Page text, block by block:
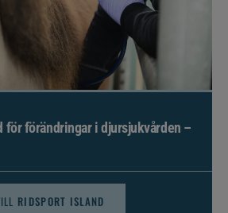
förändringar i djursjukvården –
RIDSPORT ISLAND